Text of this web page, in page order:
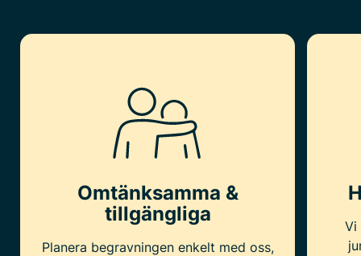
Omtänksamma &
tillgängliga
Planera begravningen enkelt med oss,
Vi